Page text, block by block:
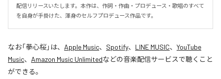
配信リリースいたします。本作は、作詞・作曲・プロデュース・歌唱のすべて
を自身が手掛けた、渾身のセルフプロデュース作品です。
なお「拳心桜」は、 Apple Music、 Spotify、 LINE MUSIC、 YouTube
Music、 Amazon Music Unlimitedなどの音楽配信サービスで聴くこと
ができる。